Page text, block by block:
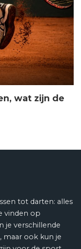
wat zijn de
tot darten: alles
vinden op
je verschillende
maar ook kun je